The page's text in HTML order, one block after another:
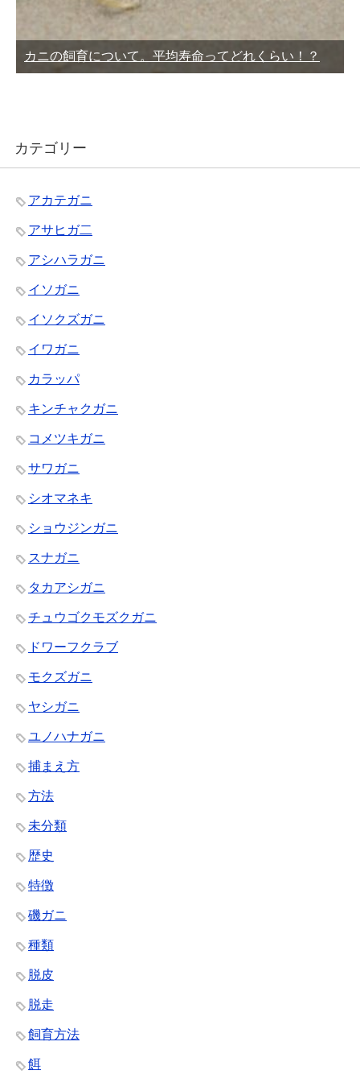
カニの飼育について。平均寿命ってどれくらい！？
カテゴリー
アカテガニ
アサヒガ二
アシハラガニ
イソガニ
イソクズガニ
イワガニ
カラッパ
キンチャクガニ
コメツキガニ
サワガニ
シオマネキ
ショウジンガニ
スナガニ
タカアシガニ
チュウゴクモズクガニ
ドワーフクラブ
モクズガニ
ヤシガニ
ユノハナガニ
捕まえ方
方法
未分類
歴史
特徴
磯ガニ
種類
脱皮
脱走
飼育方法
餌